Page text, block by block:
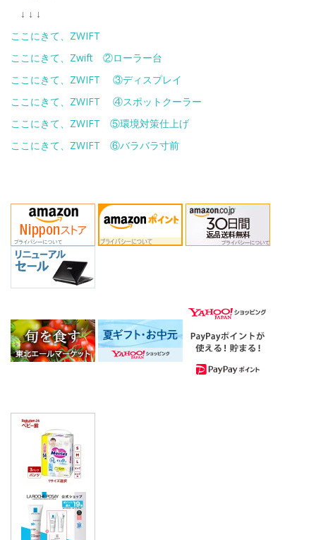
↓ ↓ ↓
ここにきて、ZWIFT
ここにきて、Zwift ②ローラー台
ここにきて、ZWIFT ③ディスプレイ
ここにきて、ZWIFT ④スポットクーラー
ここにきて、ZWIFT ⑤環境対策仕上げ
ここにきて、ZWIFT ⑥バラバラ寸前